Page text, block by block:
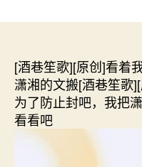
[酒巷笙歌][原创]看着
潇湘的文搬[酒巷笙歌
为了防止封吧，我把
看看吧